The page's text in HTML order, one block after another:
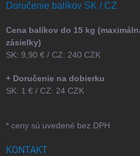
Doručenie balíkov SK / CZ
Cena balíkov do 15 kg
zásielky)
SK: 9,90 € / CZ: 240 CZK
+ Doručenie na dobierku
SK: 1 € / CZ: 24 CZK
* ceny sú uvedené bez DPH
KONTAKT